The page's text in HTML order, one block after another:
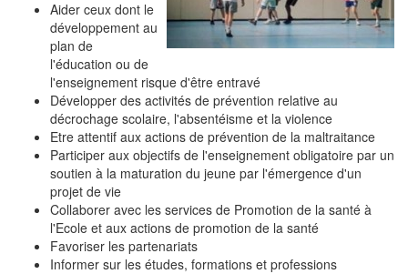
Aider ceux dont le
développement au
plan de
l'éducation ou de
l'enseignement risque d'être entravé
Développer des activités de prévention relative au
décrochage scolaire, l'absentéisme et la violence
Etre attentif aux actions de prévention de la maltraitance
Participer aux objectifs de l'enseignement obligatoire par un
soutien à la maturation du jeune par l'émergence d'un
projet de vie
Collaborer avec les services de Promotion de la santé à
l'Ecole et aux actions de promotion de la santé
Favoriser les partenariats
Informer sur les études, formations et professions